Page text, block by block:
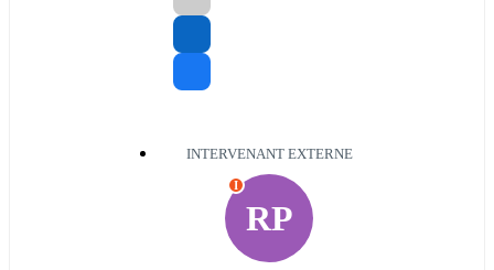
INTERVENANT EXTERNE
RP
I